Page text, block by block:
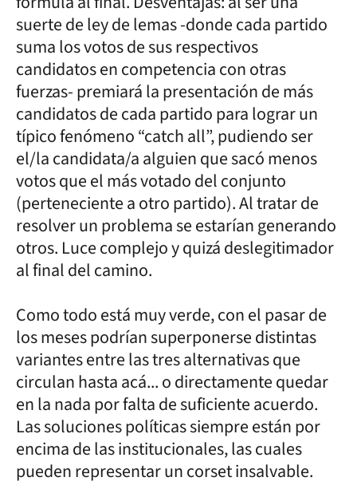
suerte de ley de lemas -donde cada partido
suma los votos de sus respectivos
candidatos en competencia con otras
fuerzas- premiará la presentación de más
candidatos de cada partido para lograr un
típico fenómeno “catch all”, pudiendo ser
el/la candidata/a alguien que sacó menos
votos que el más votado del conjunto
(perteneciente a otro partido). Al tratar de
resolver un problema se estarían generando
otros. Luce complejo y quizá deslegitimador
al final del camino.
Como todo está muy verde, con el pasar de
los meses podrían superponerse distintas
variantes entre las tres alternativas que
circulan hasta acá... o directamente quedar
en la nada por falta de suficiente acuerdo.
Las soluciones políticas siempre están por
encima de las institucionales, las cuales
pueden representar un corset insalvable.